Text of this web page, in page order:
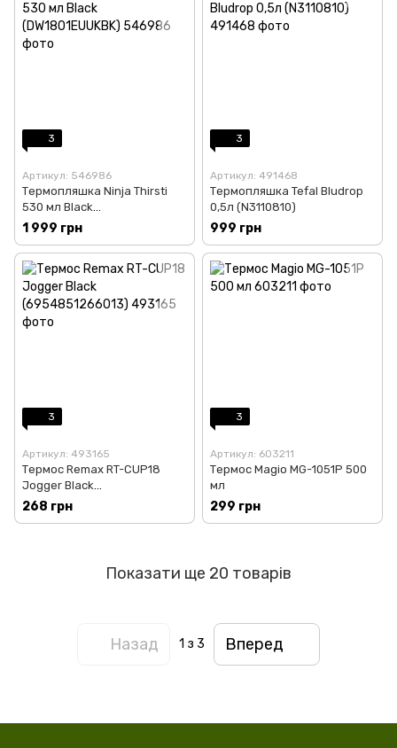
3
Артикул: 546986
Термопляшка Ninja Thirsti
530 мл Black
(DW1801EUUKBK)
1 999 грн
3
Артикул: 491468
Термопляшка Tefal Bludrop
0,5л (N3110810)
999 грн
3
Артикул: 493165
Термос Remax RT-CUP18
Jogger Black
(6954851266013)
268 грн
3
Артикул: 603211
Термос Magio MG-1051P 500
мл
299 грн
Показати ще 20 товарів
Назад 1 з 3 Вперед